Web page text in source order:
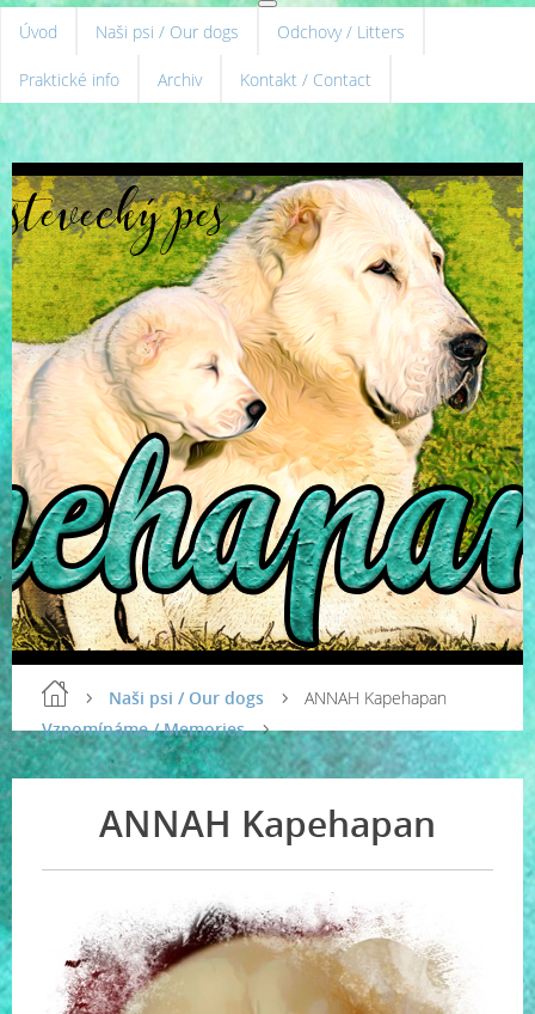
Úvod Naši psi / Our dogs Odchovy / Litters
Praktické info Archiv Kontakt / Contact
Naši psi / Our dogs
Vzpomínáme / Memories
ANNAH Kapehapan
ANNAH Kapehapan